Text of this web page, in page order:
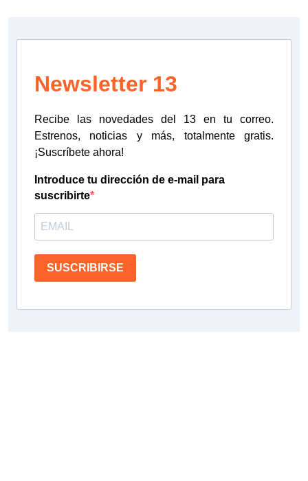
Newsletter 13
Recibe las novedades del 13 en tu correo.
Estrenos, noticias y más, totalmente gratis.
¡Suscríbete ahora!
Introduce tu dirección de e-mail para
suscribirte
SUSCRIBIRSE